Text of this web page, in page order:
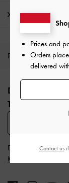
Pengiriman &
PRODUK BARU
Site footer
DAFTAR
TERBARU​
Dengan
Kebijakan Privasi
Prices and
Orders
delivered
Contact usif